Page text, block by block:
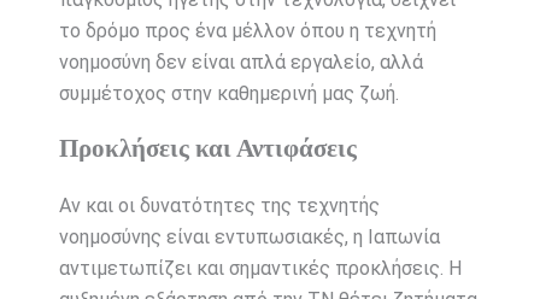
το δρόμο προς ένα μέλλον όπου η τεχνητή
νοημοσύνη δεν είναι απλά εργαλείο, αλλά
συμμέτοχος στην καθημερινή μας ζωή.
Προκλήσεις και Αντιφάσεις
Αν και οι δυνατότητες της τεχνητής
νοημοσύνης είναι εντυπωσιακές, η Ιαπωνία
αντιμετωπίζει και σημαντικές προκλήσεις. Η